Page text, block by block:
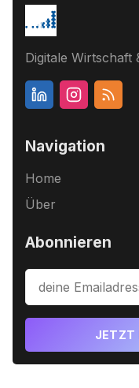
Digitale Wirtschaft
Navigation
Home
Über
Abonnieren
JETZT